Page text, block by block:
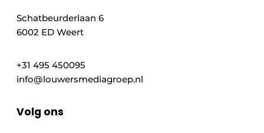
Schatbeurderlaan 6
6002 ED Weert
+31 495 450095
info@louwersmediagroep.nl
Volg ons